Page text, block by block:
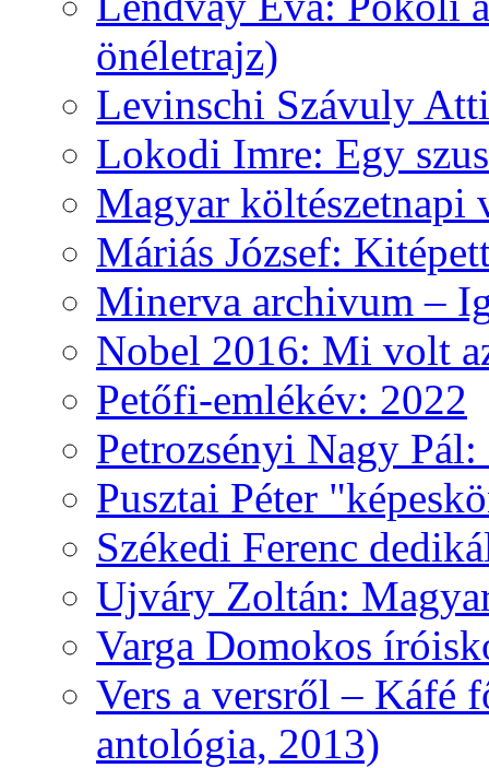
önéletrajz)
Levinschi Szávuly
Lokodi Imre: Egy
Magyar költészetnapi
Máriás József:
Minerva archivum –
Nobel 2016: Mi volt
Petőfi-emlékév: 2022
Petrozsényi Nagy
Pusztai Péter
Székedi Ferenc
Ujváry Zoltán:
Varga Domokos
Vers a versről – Káfé
antológia, 2013)